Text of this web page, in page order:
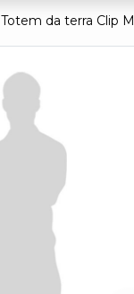
Totem da terra Clip M